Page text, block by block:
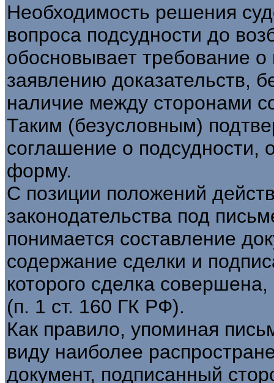
Необходимость решения
вопроса подсудности до
обосновывает требование
заявлению доказательств,
наличие между сторонами
Таким (безусловным)
соглашение о подсудности,
форму.
С позиции положений
законодательства под
понимается составление
содержание сделки и
которого сделка
(п. 1 ст. 160 ГК РФ).
Как правило, упоминая
виду наиболее
документ, подписанный